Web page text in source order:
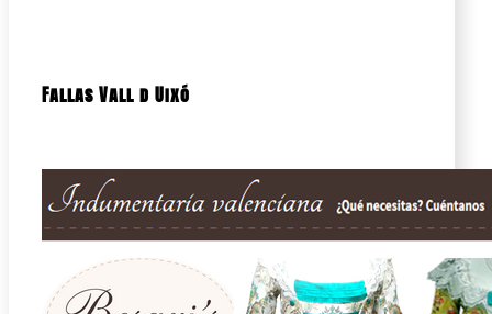
Fallas Vall d Uixó